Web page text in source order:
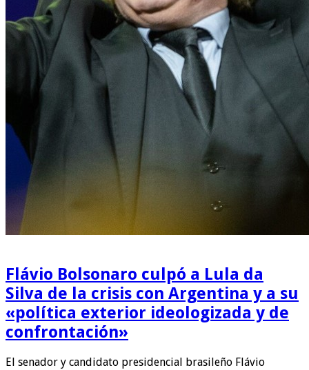
Flávio Bolsonaro culpó a Lula da
Silva de la crisis con Argentina y a su
«política exterior ideologizada y de
confrontación»
El senador y candidato presidencial brasileño Flávio